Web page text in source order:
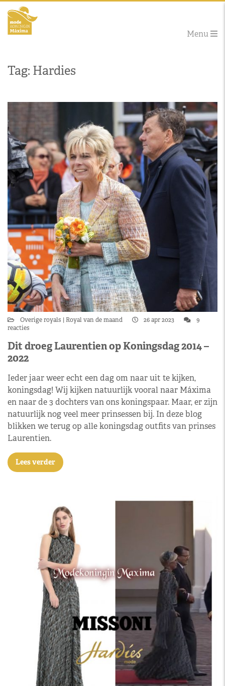
Menu
Tag: Hardies
Overige royals Royal van de maand 26 apr 2023
9
reacties
Dit droeg Laurentien op Koningsdag 2014 –
2022
Ieder jaar weer echt een dag om naar uit te kijken,
koningsdag! Wij kijken natuurlijk vooral naar Máxima
en naar de 3 dochters van ons koningspaar. Maar, er zijn
natuurlijk nog veel meer prinsessen bij. In deze blog
blikken we terug op alle koningsdag outfits van prinses
Laurentien.
Lees verder